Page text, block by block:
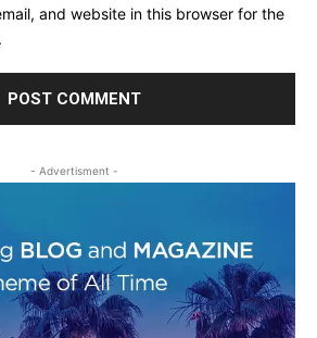
and website in this browser for the
- Advertisment -